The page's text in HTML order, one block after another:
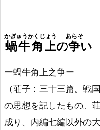
蝸牛角上
かぎゅうかくじょう
の争
あらそ
い
ー蝸牛角上之争ー
（荘子：三十三篇。戦
の思想を記したもの。
成り、内編七編以外の